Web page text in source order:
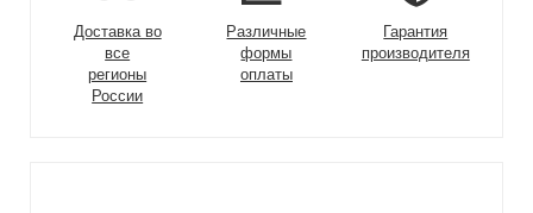
Доставка во
все
регионы
России
Различные
формы
оплаты
Гарантия
производителя